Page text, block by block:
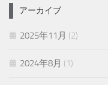
アーカイブ
2025年11月 (2)
2024年8月 (1)